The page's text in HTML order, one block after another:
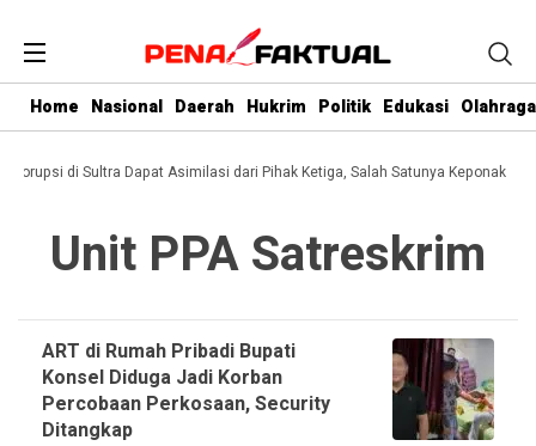
Home Nasional Daerah Hukrim Politik Edukasi Olahraga
Korupsi di Sultra Dapat Asimilasi dari Pihak Ketiga, Salah Satunya Keponakan
Unit PPA Satreskrim
ART di Rumah Pribadi Bupati
Konsel Diduga Jadi Korban
Percobaan Perkosaan, Security
Ditangkap